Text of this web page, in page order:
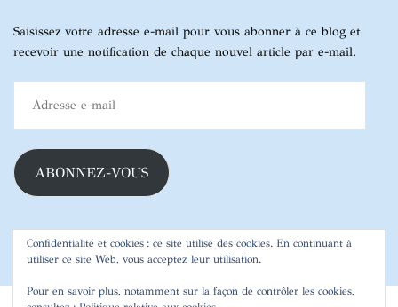
Saisissez votre adresse e-mail pour vous abonner à ce blog et
recevoir une notification de chaque nouvel article par e-mail.
mail
ABONNEZ-VOUS
Confidentialité et cookies : ce site utilise des cookies. En continuant à
utiliser ce site Web, vous acceptez leur utilisation.
Pour en savoir plus, notamment sur la façon de contrôler les cookies,